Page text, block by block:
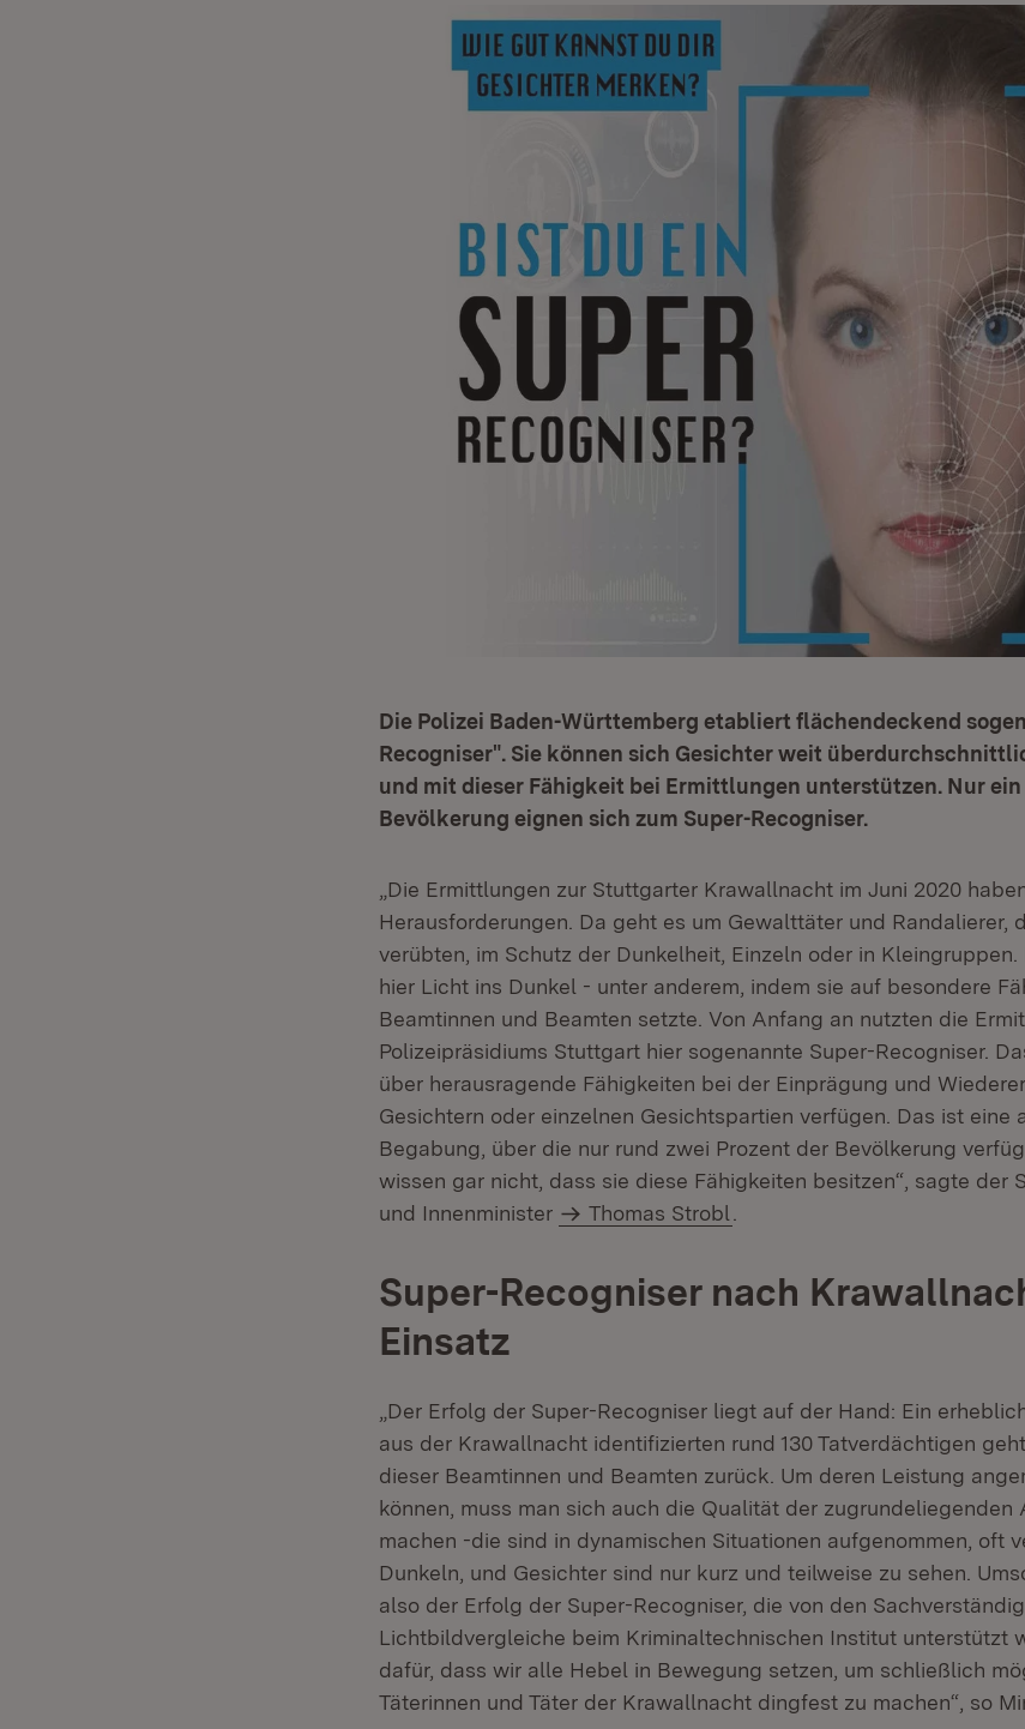
Die Polizei Baden-Württemberg etabliert flächendeckend
Recogniser". Sie können sich Gesichter weit
und mit dieser Fähigkeit bei Ermittlungen unterstützen. Nur
Bevölkerung eignen sich zum Super-Recogniser.
„Die Ermittlungen zur Stuttgarter Krawallnacht im Juni 2020
Herausforderungen. Da geht es um Gewalttäter und Randalierer,
verübten, im Schutz der Dunkelheit, Einzeln oder in
hier Licht ins Dunkel - unter anderem, indem sie auf besondere
Beamtinnen und Beamten setzte. Von Anfang an nutzten die
Polizeipräsidiums Stuttgart hier sogenannte Super-Recogniser.
über herausragende Fähigkeiten bei der Einprägung und
Gesichtern oder einzelnen Gesichtspartien verfügen. Das ist eine
Begabung, über die nur rund zwei Prozent der Bevölkerung
wissen gar nicht, dass sie diese Fähigkeiten besitzen“, sagte der
und Innenminister
Thomas Strobl
Super-Recogniser nach
Einsatz
„Der Erfolg der Super-Recogniser liegt auf der Hand: Ein
aus der Krawallnacht identifizierten rund 130 Tatverdächtigen
dieser Beamtinnen und Beamten zurück. Um deren Leistung
können, muss man sich auch die Qualität der zugrundeliegenden
machen -die sind in dynamischen Situationen aufgenommen, oft
Dunkeln, und Gesichter sind nur kurz und teilweise zu sehen.
also der Erfolg der Super-Recogniser, die von den
Lichtbildvergleiche beim Kriminaltechnischen Institut unterstützt
dafür, dass wir alle Hebel in Bewegung setzen, um schließlich
Täterinnen und Täter der Krawallnacht dingfest zu machen“, so